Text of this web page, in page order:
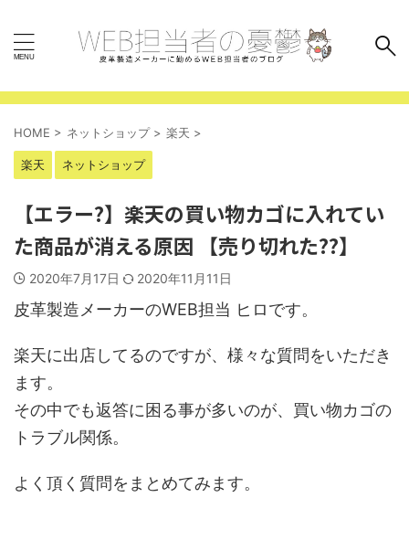
HOME > ネットショップ > 楽天 >
楽天 ネットショップ
【エラー?】楽天の買い物カゴに入れてい
た商品が消える原因 【売り切れた??】
2020年7月17日 2020年11月11日
皮革製造メーカーのWEB担当 ヒロです。
楽天に出店してるのですが、様々な質問をいただき
ます。
その中でも返答に困る事が多いのが、買い物カゴの
トラブル関係。
よく頂く質問をまとめてみます。